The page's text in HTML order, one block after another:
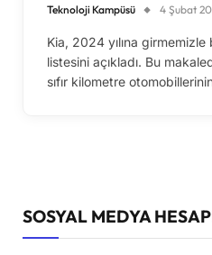
Teknoloji Kampüsü 4 Şubat
Kia, 2024 yılına
listesini açıkladı. Bu
sıfır kilometre
SOSYAL MEDYA